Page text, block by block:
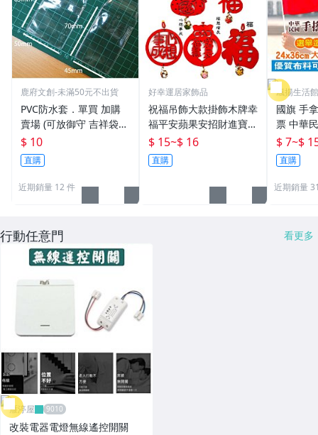
鹿府文創-未滿50元不出貨
PVC防水套．單買 加購
賣場 (可放御守 吉祥袋
票卡) 【鹿府文創 F03 】
$ 10
直購
近期銷量 12 件
好幸運居家飾品
祝福吊飾大款掛飾木牌幸
福平安蘋果安招財進寶健
康贈品禮物結緣品
$ 15~$ 16
直購
飄揚生活
附發票
國旗 手
票 中華
升旗 選
台灣加
美國手
$ 7~$
直購
近期銷量
行動任意門 看更多
雁渟屋
改裝電器電燈無線遙控開關